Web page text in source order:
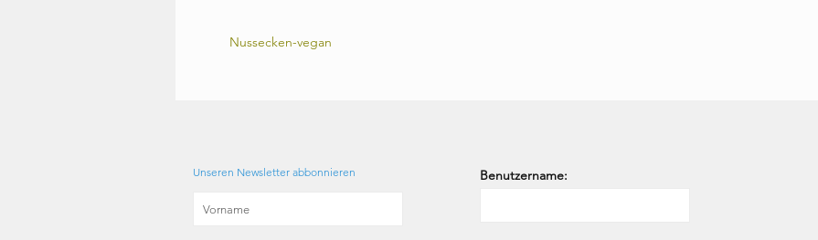
Nussecken-vegan
Unseren Newsletter abbonnieren Benutzername: